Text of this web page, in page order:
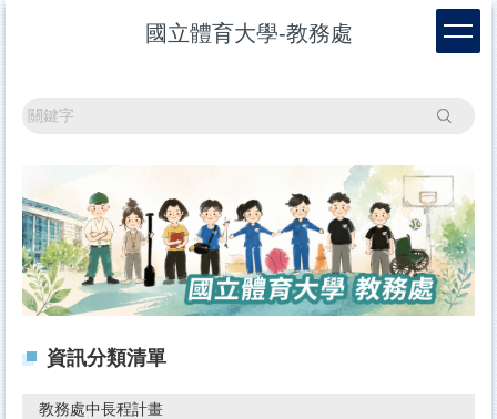
國立體育大學-教務處
搜尋
資訊分類清單
教務處中長程計畫